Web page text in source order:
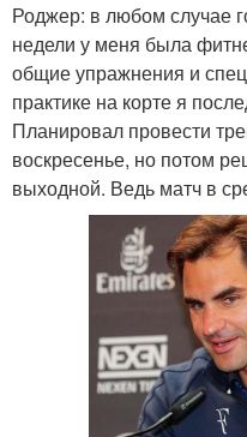
Роджер: в любом случае
недели у меня была
общие упражнения и
практике на корте я
Планировал провести
воскресенье, но потом
выходной. Ведь матч в